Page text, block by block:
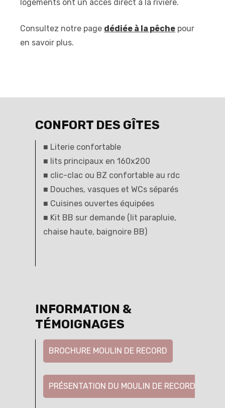
logements ont un accès direct à la rivière.
Consultez notre page dédiée à la pêche pour
en savoir plus.
CONFORT DES GÎTES
■ Literie confortable
■ lits principaux en 160x200
■ clic-clac ou BZ confortable au rdc
■ Douches, vasques et WCs séparés
■ Cuisines ouvertes équipées
■ Kit BB sur demande (lit parapluie,
chaise haute, baignoire BB)
INFORMATION &
TÉMOIGNAGES
BROCHURE MOULIN DE RECORD
PRÉSENTATION DU MOULIN DE RECORD